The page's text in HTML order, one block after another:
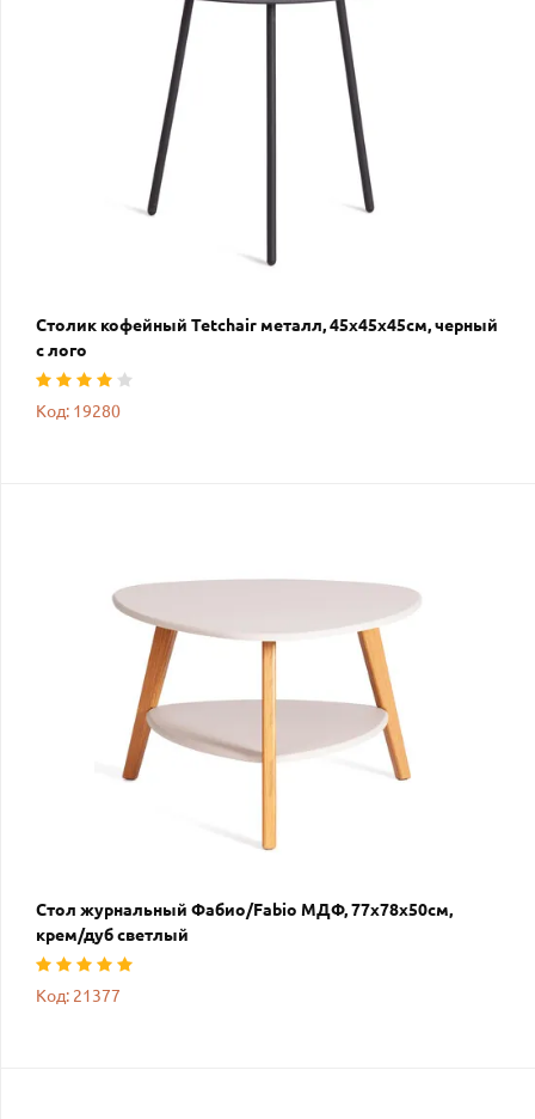
Столик кофейный Tetchair металл, 45х45х45см, черный
с лого
Код: 19280
Стол журнальный Фабио/Fabio МДФ, 77х78х50см,
крем/дуб светлый
Код: 21377